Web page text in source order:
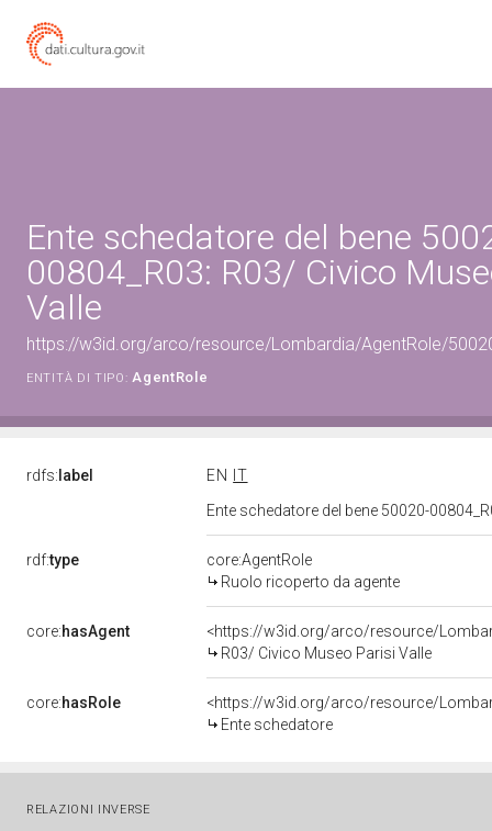
Ente schedatore del bene
00804_R03: R03/ Civico
Valle
https://w3id.org/arco/resource/Lombardia/AgentRole/
ENTITÀ DI TIPO: AgentRole
rdfs: label EN
IT
Ente schedatore del bene 50020-
rdf:type
core:AgentRole
Ruolo ricoperto da agente
core:hasAgent
<https://w3id.org/arco/resource/
R03/ Civico Museo Parisi Valle
core:hasRole
<https://w3id.org/arco/resource/
Ente schedatore
RELAZIONI INVERSE